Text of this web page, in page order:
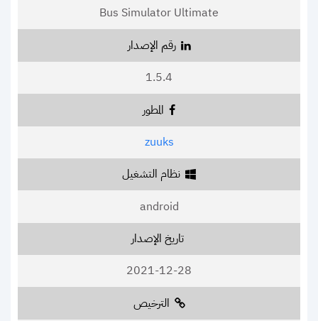
Bus Simulator Ultimate
رقم الإصدار
1.5.4
المطور
zuuks
نظام التشغيل
android
تاريخ الإصدار
2021-12-28
الترخيص